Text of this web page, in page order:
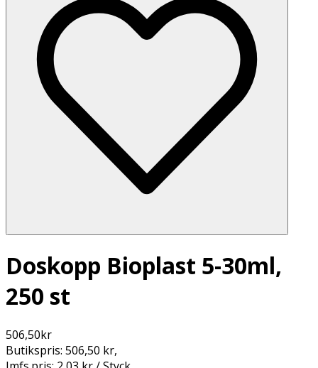
Doskopp Bioplast 5-30ml,
250 st
506,50kr
Butikspris: 506,50 kr,